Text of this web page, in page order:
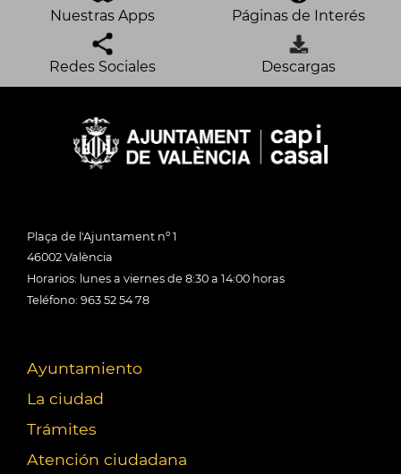
Nuestras Apps Páginas de Interés
Redes Sociales Descargas
Plaça de l'Ajuntament nº 1
46002 València
Horarios: lunes a viernes de 8:30 a 14:00 horas
Teléfono: 963 52 54 78
Ayuntamiento
La ciudad
Trámites
Atención ciudadana